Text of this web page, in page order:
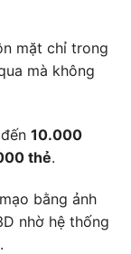
mặt chỉ trong
mà không
10.000
thẻ.
bằng ảnh
nhờ hệ thống